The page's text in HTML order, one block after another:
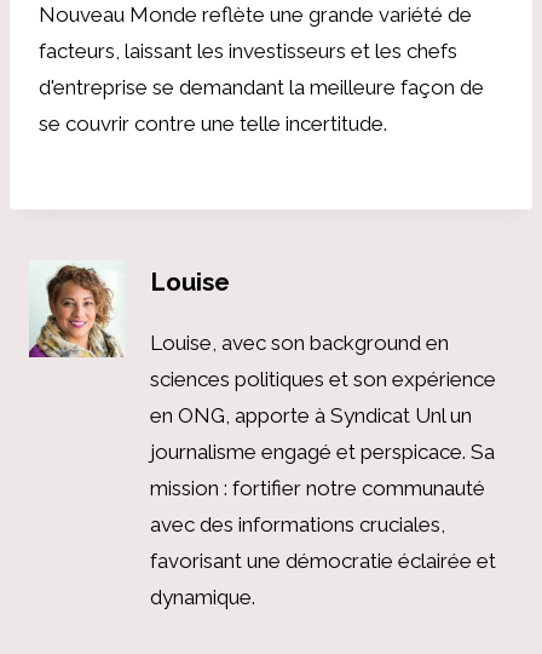
Nouveau Monde reflète une grande variété de
facteurs, laissant les investisseurs et les chefs
d'entreprise se demandant la meilleure façon de
se couvrir contre une telle incertitude.
Louise
Louise, avec son background en
sciences politiques et son expérience
en ONG, apporte à Syndicat Unl un
journalisme engagé et perspicace. Sa
mission : fortifier notre communauté
avec des informations cruciales,
favorisant une démocratie éclairée et
dynamique.